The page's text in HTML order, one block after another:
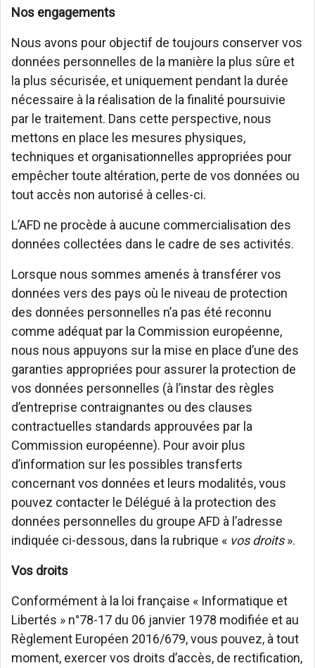
Nos engagements
Nous avons pour objectif de toujours conserver vos
données personnelles de la manière la plus sûre et
la plus sécurisée, et uniquement pendant la durée
nécessaire à la réalisation de la finalité poursuivie
par le traitement. Dans cette perspective, nous
mettons en place les mesures physiques,
techniques et organisationnelles appropriées pour
empêcher toute altération, perte de vos données ou
tout accès non autorisé à celles-ci.
L’AFD ne procède à aucune commercialisation des
données collectées dans le cadre de ses activités.
Lorsque nous sommes amenés à transférer vos
données vers des pays où le niveau de protection
des données personnelles n’a pas été reconnu
comme adéquat par la Commission européenne,
nous nous appuyons sur la mise en place d’une des
garanties appropriées pour assurer la protection de
vos données personnelles (à l’instar des règles
d’entreprise contraignantes ou des clauses
contractuelles standards approuvées par la
Commission européenne). Pour avoir plus
d’information sur les possibles transferts
concernant vos données et leurs modalités, vous
pouvez contacter le Délégué à la protection des
données personnelles du groupe AFD à l’adresse
indiquée ci-dessous, dans la rubrique « vos droits».
Vos droits
Conformément à la loi française « Informatique et
Libertés » n°78-17 du 06 janvier 1978 modifiée et au
Règlement Européen 2016/679, vous pouvez, à tout
moment, exercer vos droits d’accès, de rectification,